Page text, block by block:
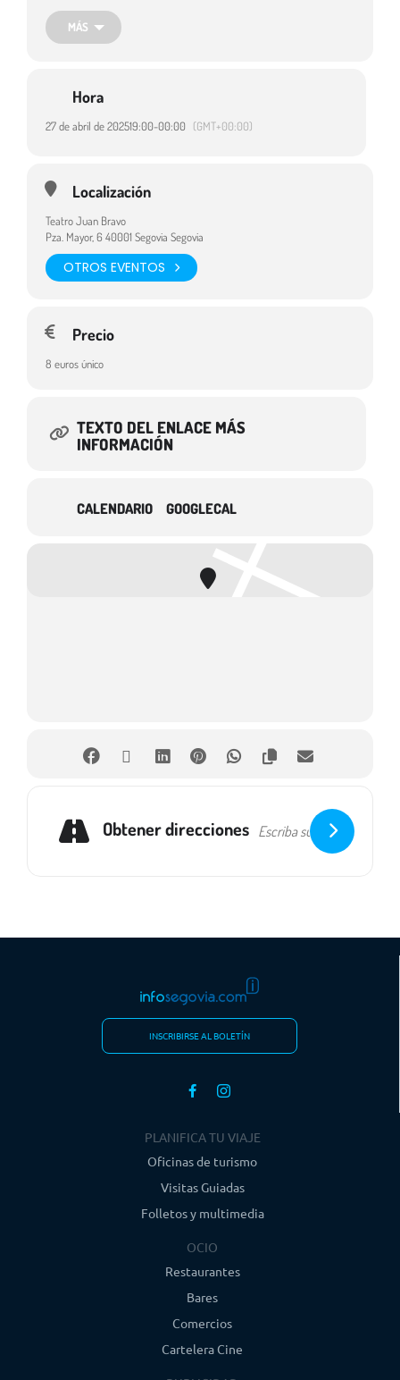
CANTOS RODADOS, CANTOS LLENOS DE HISTORIAS Y MELODÍA.
Género: Teatro. Estilo: Cómico. Duración: 55 min.
Destinatarios:
MÁS
Hora
27 de abril de 202519:00-00:00 (GMT+00:00)
Localización
Teatro Juan Bravo
Pza. Mayor, 6 40001 Segovia Segovia
OTROS EVENTOS
Precio
8 euros único
TEXTO DEL ENLACE MÁS
INFORMACIÓN
CALENDARIO GOOGLECAL
Obtener direcciones
INSCRIBIRSE AL BOLETÍN
PLANIFICA TU VIAJE
Oficinas de turismo
Visitas Guiadas
Folletos y multimedia
OCIO
Restaurantes
Bares
Comercios
Cartelera Cine